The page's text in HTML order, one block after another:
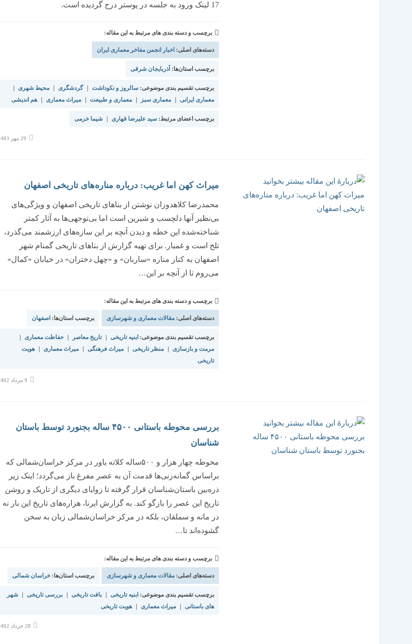
17 لینک ورود به جلسه در پوستر درج گردیده است.
برچسب و دسته بندی های مرتبط به این مقاله:
دسته‌های اصلی: اخبار انجمن مفاخر معماری ایران
برچسب استان‌ها: آذربایجان شرقی
برچسب تقسیم بندی موضوعی: سالروز و نکوداشت گردشگری محیط شهری
معماری ایرانی
معماری سبز معماری و طبیعت میراث معماری هم اندیشی
برچسب اعضای مرتبط: سید علیرضا قهاری شیما خرمی
نوشته
29 مهر 1403
میراث کهن اما غریب: درباره مناره‌های تاریخی اصفهان
محمدرضا کلاهدوزان نوشتن از بناهای تاریخی اصفهان و ویژگی‌های
بی‌نظیر آنها دلچسب و شیرین است اما بی‌توجهی‌ها به آثار کمتر
شناخته‌شده این خطه و دیدن آنچه بر این سازه‌های ارزشمند می‌گذرد،
تلخ است و غمبار. برای تهیه گزارش از بناهای تاریخی گمنام شهر
اصفهان به کنار مناره «ساربان» و «چهل دختران» در خیابان «کمال»
می‌روم تا از آنچه بر این…
برچسب و دسته بندی های مرتبط به این مقاله:
دسته‌های اصلی: مقالات معماری و شهرسازی برچسب استان‌ها: اصفهان
برچسب تقسیم بندی موضوعی: ابنیه تاریخی تاریخ معاصر حفاظت معماری
مرمت و بازسازی
منظر تاریخی میراث فرهنگی میراث معماری
هویت
تاریخی
نوشته
منتشر
9 مرداد 1402
بررسی محوطه باستانی ۴۵۰۰ ساله بجنورد توسط باستان
شناسان
محوطه چهار هزار و ۵۰۰ساله کلاته یاور در مرکز خراسان‌شمالی که
براساس گمانه‌زنی‌ها قدمت آن به عصر مفرغ باز می‌گردد؛ اینک زیر
ذره‌بین باستان‌شناسان قرار گرفته تا زوایای دیگری از تاریک و روشن
تاریخ این عصر را بازگو کند. به گزارش ایرنا، هزاره‌های تاریخ این بار نه
در مانه و سملقان، بلکه در مرکز خراسان‌شمالی زبان به سخن
گشوده‌اند تا…
برچسب و دسته بندی های مرتبط به این مقاله:
دسته‌های اصلی: مقالات معماری و شهرسازی برچسب استان‌ها: خراسان شمالی
برچسب تقسیم بندی موضوعی: ابنیه تاریخی بافت تاریخی بررسی تاریخی
شهر
های باستانی
میراث معماری هویت تاریخی
نوشته
28 خرداد 1402